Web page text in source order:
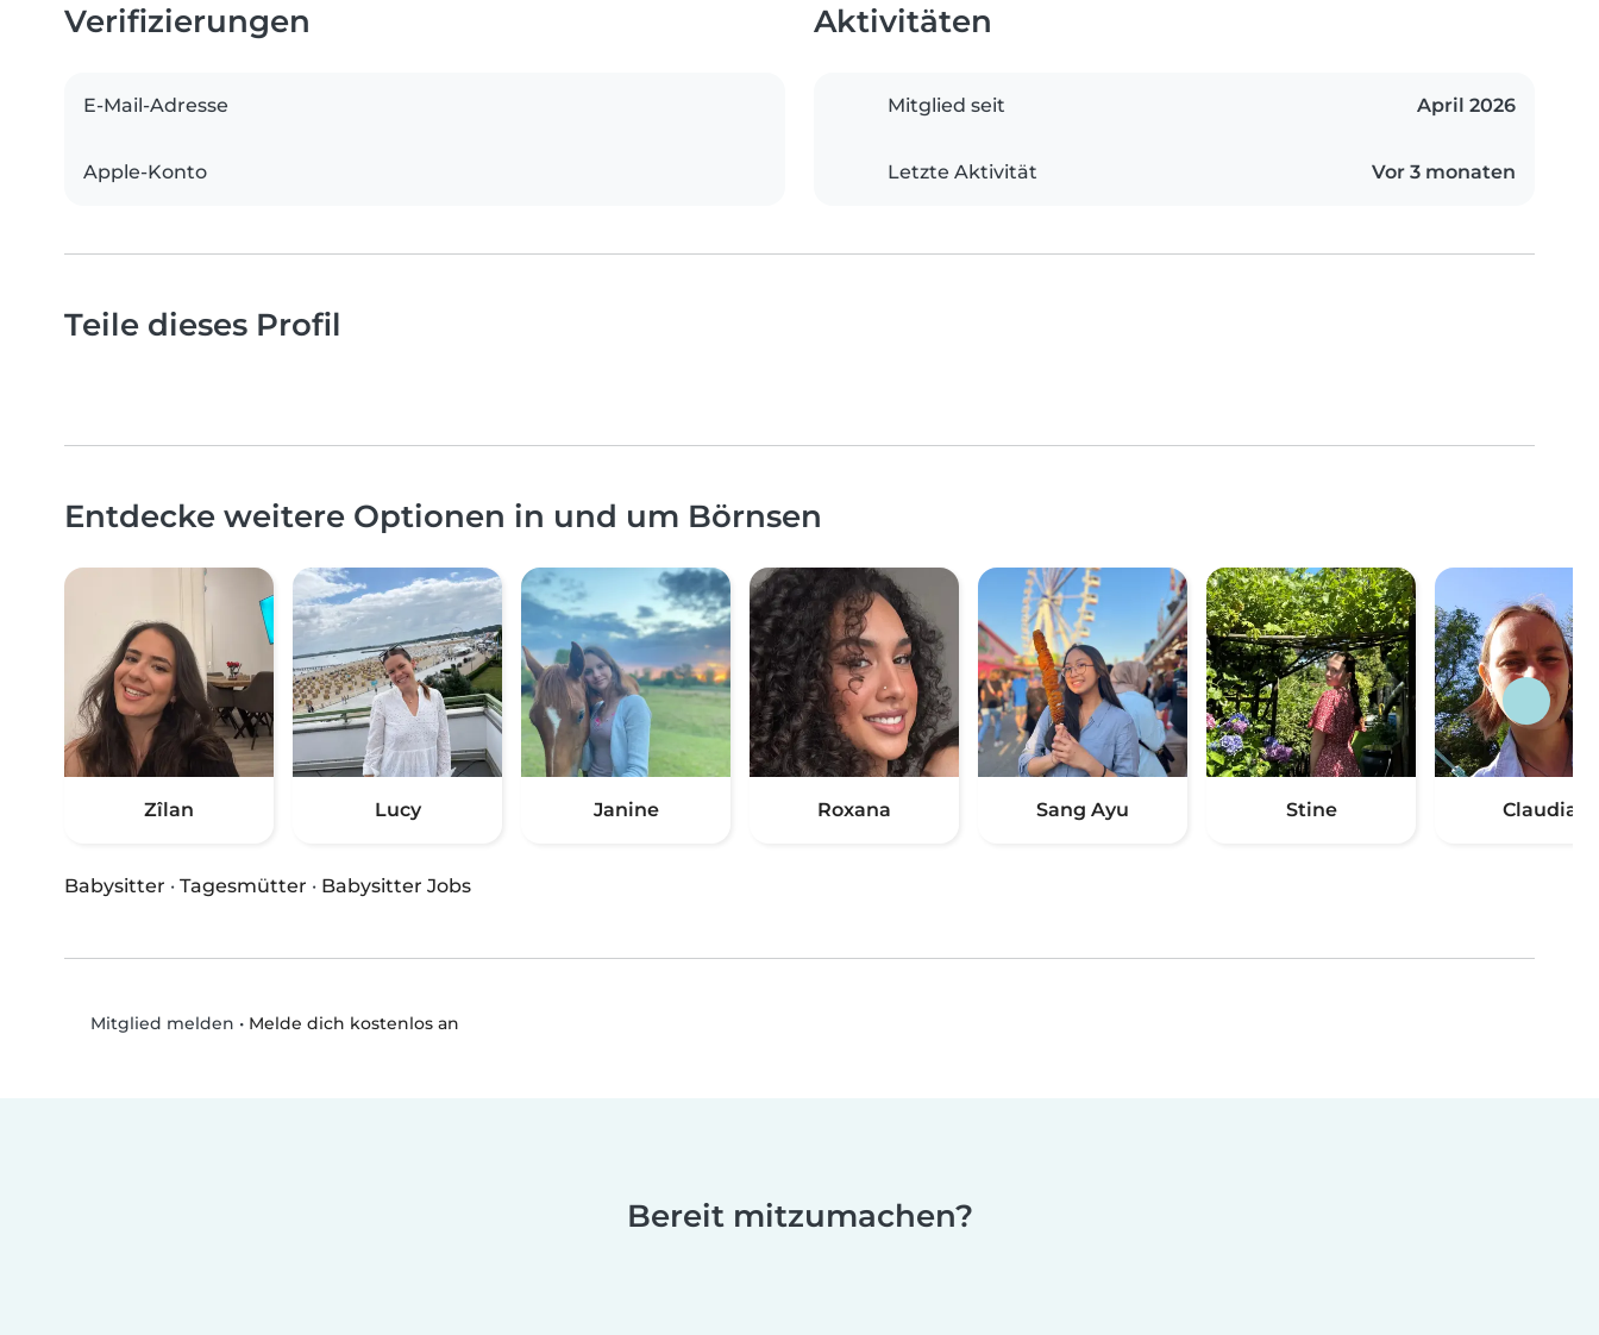
Verifizierungen
E-Mail-Adresse
Apple-Konto
Aktivitäten
Mitglied seit April 2026
Letzte Aktivität Vor 3 monaten
Teile dieses Profil
Entdecke weitere Optionen in und um Börnsen
Zîlan Lucy Janine Roxana Sang Ayu Stine Claudia
Babysitter · Tagesmütter · Babysitter Jobs
Mitglied melden • Melde dich kostenlos an
Bereit mitzumachen?